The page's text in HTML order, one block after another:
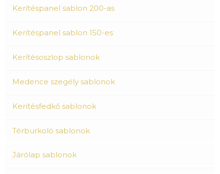
Kerítéspanel sablon 200-as
Kerítéspanel sablon 150-es
Kerítésoszlop sablonok
Medence szegély sablonok
Kerítésfedkő sablonok
Térburkoló sablonok
Járólap sablonok